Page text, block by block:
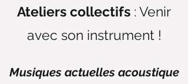
Ateliers collectifs : Venir
avec son instrument !
Musiques actuelles acoustique